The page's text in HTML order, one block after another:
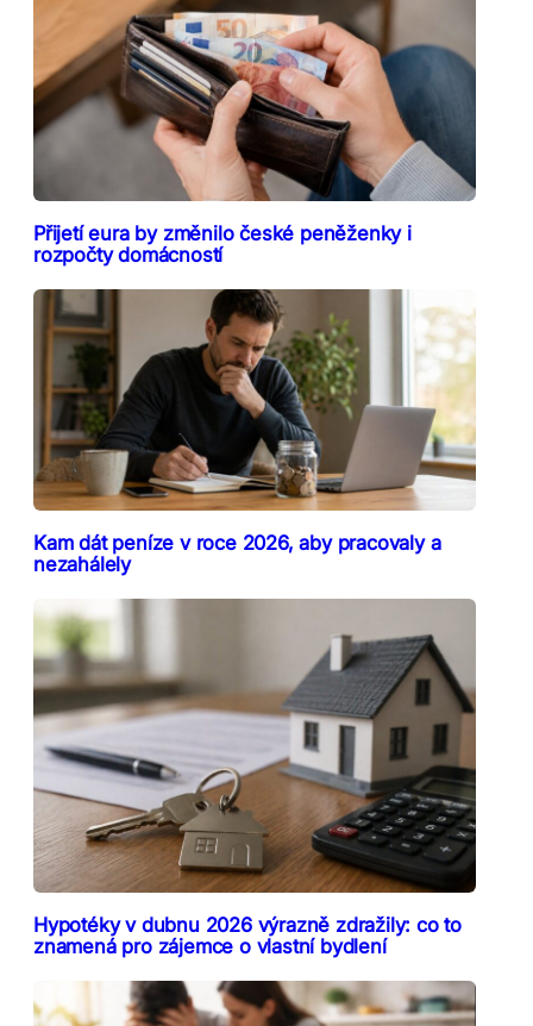
Přijetí eura by změnilo české peněženky i
rozpočty domácností
Kam dát peníze v roce 2026, aby pracovaly a
nezahálely
Hypotéky v dubnu 2026 výrazně zdražily: co to
znamená pro zájemce o vlastní bydlení